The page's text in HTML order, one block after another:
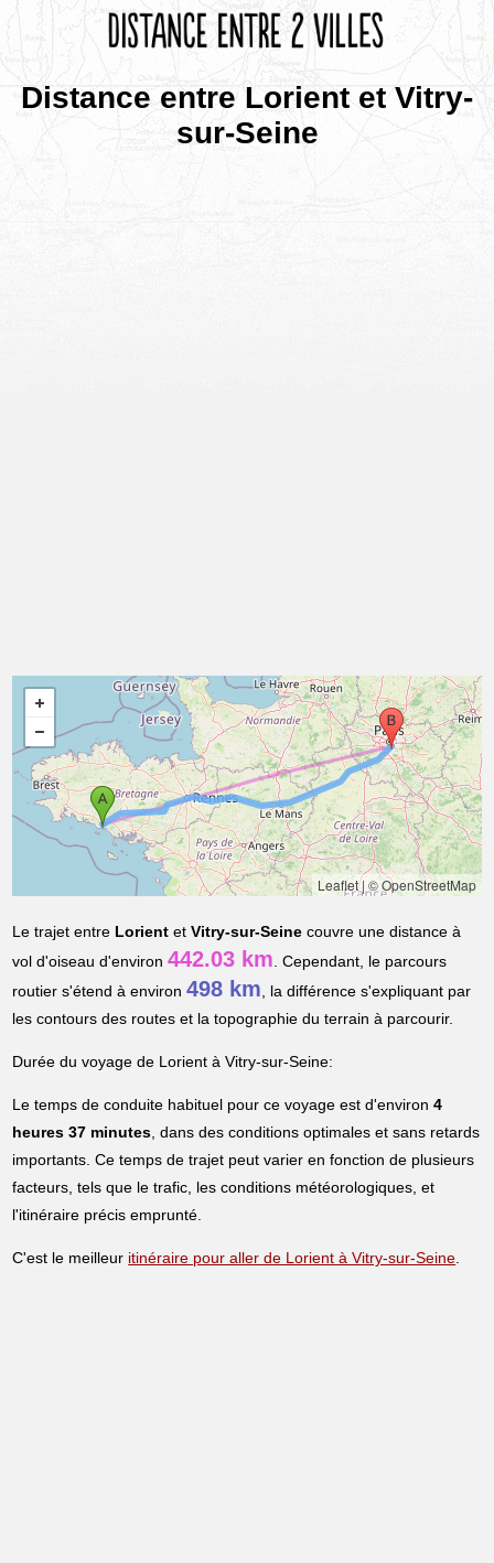
Distance entre Lorient et Vitry-
sur-Seine
Leaflet|© OpenStreetMap
Le trajet entre Lorient etVitry-sur-Seine couvre une distance à
vol d'oiseau d'environ442.03 km. Cependant, le parcours
routier s'étend à environ498 km, la différence s'expliquant par
les contours des routes et la topographie du terrain à parcourir.
Durée du voyage de Lorient à Vitry-sur-Seine:
Le temps de conduite habituel pour ce voyage est d'environ4
heures 37 minutes, dans des conditions optimales et sans retards
importants. Ce temps de trajet peut varier en fonction de plusieurs
facteurs, tels que le trafic, les conditions météorologiques, et
l'itinéraire précis emprunté.
C'est le meilleur itinéraire pour aller de Lorient à Vitry-sur-Seine.